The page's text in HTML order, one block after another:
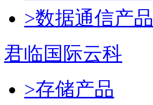
>数据通信产品
君临国际云科
>存储产品